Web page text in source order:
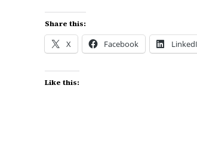
Share this:
X Facebook
Like this: